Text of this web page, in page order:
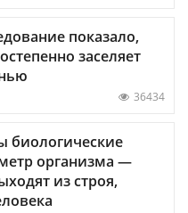
показало,
заселяет
36434
биологические
организма —
из строя,